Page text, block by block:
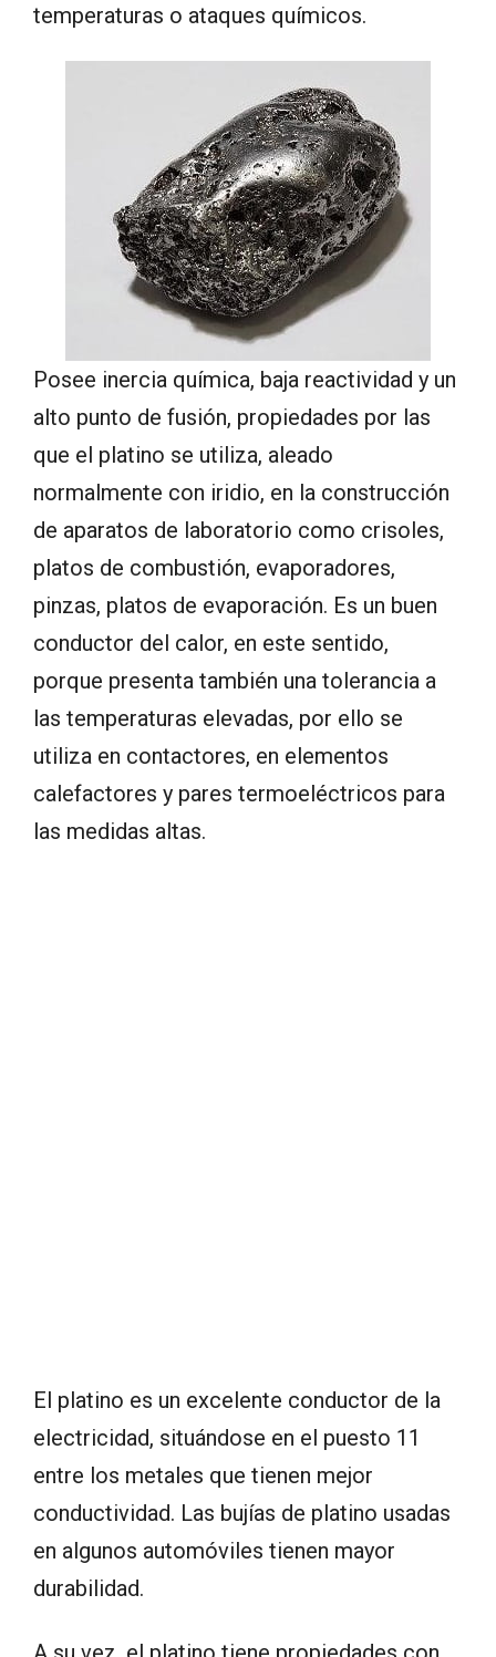
temperaturas o ataques químicos.
Posee inercia química, baja reactividad y un
alto punto de fusión, propiedades por las
que el platino se utiliza, aleado
normalmente con iridio, en la construcción
de aparatos de laboratorio como crisoles,
platos de combustión, evaporadores,
pinzas, platos de evaporación. Es un buen
conductor del calor, en este sentido,
porque presenta también una tolerancia a
las temperaturas elevadas, por ello se
utiliza en contactores, en elementos
calefactores y pares termoeléctricos para
las medidas altas.
El platino es un excelente conductor de la
electricidad, situándose en el puesto 11
entre los metales que tienen mejor
conductividad. Las bujías de platino usadas
en algunos automóviles tienen mayor
durabilidad.